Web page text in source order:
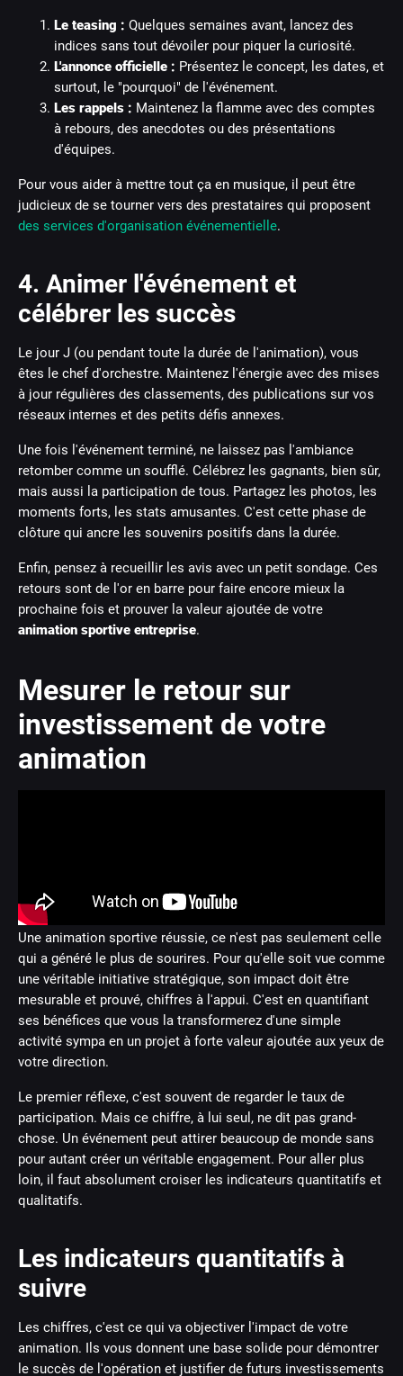
Le teasing : Quelques semaines avant, lancez des
indices sans tout dévoiler pour piquer la curiosité.
L'annonce officielle : Présentez le concept, les dates, et
surtout, le "pourquoi" de l'événement.
Les rappels : Maintenez la flamme avec des comptes
à rebours, des anecdotes ou des présentations
d'équipes.
Pour vous aider à mettre tout ça en musique, il peut être
judicieux de se tourner vers des prestataires qui proposent
des services d'organisation événementielle.
4. Animer l'événement et
célébrer les succès
Le jour J (ou pendant toute la durée de l'animation), vous
êtes le chef d'orchestre. Maintenez l'énergie avec des mises
à jour régulières des classements, des publications sur vos
réseaux internes et des petits défis annexes.
Une fois l'événement terminé, ne laissez pas l'ambiance
retomber comme un soufflé. Célébrez les gagnants, bien sûr,
mais aussi la participation de tous. Partagez les photos, les
moments forts, les stats amusantes. C'est cette phase de
clôture qui ancre les souvenirs positifs dans la durée.
Enfin, pensez à recueillir les avis avec un petit sondage. Ces
retours sont de l'or en barre pour faire encore mieux la
prochaine fois et prouver la valeur ajoutée de votre
animation sportive entreprise.
Mesurer le retour sur
investissement de votre
animation
Une animation sportive réussie, ce n'est pas seulement celle
qui a généré le plus de sourires. Pour qu'elle soit vue comme
une véritable initiative stratégique, son impact doit être
mesurable et prouvé, chiffres à l'appui. C'est en quantifiant
ses bénéfices que vous la transformerez d'une simple
activité sympa en un projet à forte valeur ajoutée aux yeux de
votre direction.
Le premier réflexe, c'est souvent de regarder le taux de
participation. Mais ce chiffre, à lui seul, ne dit pas grand-
chose. Un événement peut attirer beaucoup de monde sans
pour autant créer un véritable engagement. Pour aller plus
loin, il faut absolument croiser les indicateurs quantitatifs et
qualitatifs.
Les indicateurs quantitatifs à
suivre
Les chiffres, c'est ce qui va objectiver l'impact de votre
animation. Ils vous donnent une base solide pour démontrer
le succès de l'opération et justifier de futurs investissements